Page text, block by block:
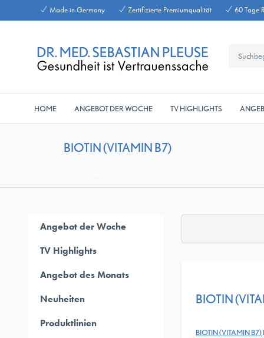
Made in Germany Zertifizierte Premiumqualität 60 Tage
HOME ANGEBOT DER WOCHE TV HIGHLIGHTS
BIOTIN (VITAMIN B7)
Angebot der Woche
TV Highlights
Angebot des Monats
Neuheiten
Produktlinien
BIOTIN
BIOTIN (VITAMIN B7)